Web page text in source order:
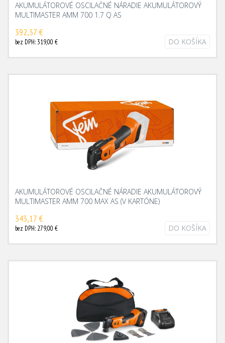
AKUMULÁTOROVÉ OSCILAČNÉ NÁRADIE AKUMULÁTOROVÝ
MULTIMASTER AMM 700 1.7 Q AS
392,37 €
bez DPH: 319,00 € DO KOŠÍKA
AKUMULÁTOROVÉ OSCILAČNÉ NÁRADIE AKUMULÁTOROVÝ
MULTIMASTER AMM 700 MAX AS (V KARTÓNE)
343,17 €
bez DPH: 279,00 € DO KOŠÍKA